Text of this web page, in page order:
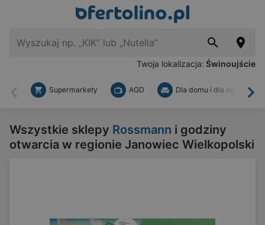
Twoja lokalizacja: Świnoujście
Wstecz
Supermarkety AGD Dla domu i dla ogrodu
Wszystkie sklepy Rossmann i godziny
otwarcia w regionie Janowiec Wielkopolski